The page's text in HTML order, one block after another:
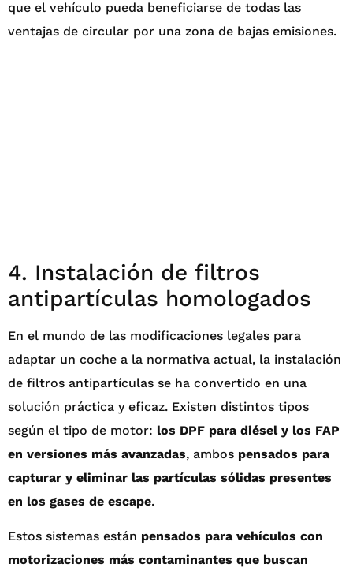
que el vehículo pueda beneficiarse de todas las
ventajas de circular por una zona de bajas emisiones.
4. Instalación de filtros
antipartículas homologados
En el mundo de las modificaciones legales para
adaptar un coche a la normativa actual, la instalación
de filtros antipartículas se ha convertido en una
solución práctica y eficaz. Existen distintos tipos
según el tipo de motor: los DPF para diésel y los FAP
en versiones más avanzadas, ambos pensados para
capturar y eliminar las partículas sólidas presentes
en los gases de escape.
Estos sistemas están pensados para vehículos con
motorizaciones más contaminantes que buscan